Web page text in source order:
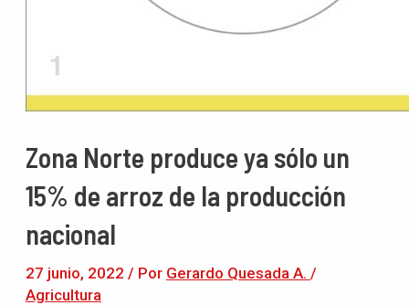
Zona Norte produce ya sólo un
15% de arroz de la producción
nacional
27 junio, 2022 / Por Gerardo Quesada A. /
Agricultura